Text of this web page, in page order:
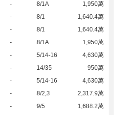
- 8/1A
1,950萬
- 8/1
1,640.4萬
- 8/1
1,640.4萬
- 8/1A
1,950萬
- 5/14-16
4,630萬
- 14/35
950萬
- 5/14-16
4,630萬
- 8/2,3
2,317.9萬
- 9/5
1,688.2萬